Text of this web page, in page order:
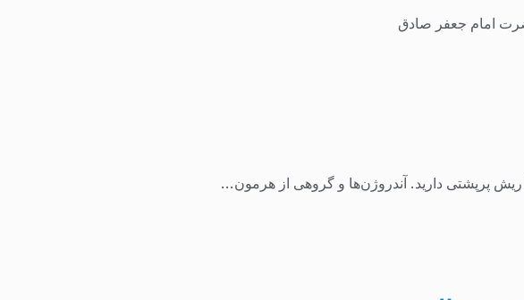
امام جعفر صادق
پرپشتی دارید. آندروژن‌ها و گروهی از هرمون...